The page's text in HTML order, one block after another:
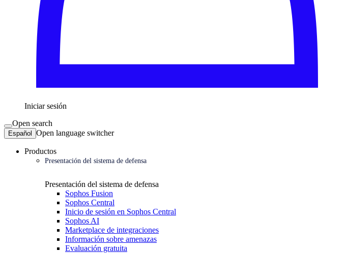
Iniciar sesión
Open search
Español Open language switcher
Productos
Presentación del sistema de defensa
Presentación del sistema de defensa
Sophos Fusion
Sophos Central
Inicio de sesión en Sophos Central
Sophos AI
Marketplace de integraciones
Información sobre amenazas
Evaluación gratuita